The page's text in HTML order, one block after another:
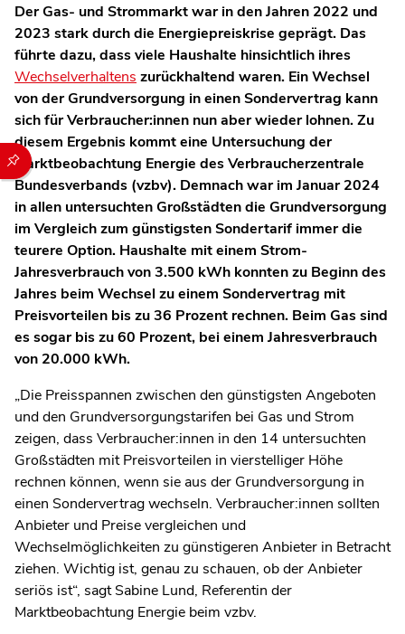
Durch die folgenden Buttons können Sie direkt auf einen
Der Gas- und Strommarkt war in den Jahren 2022 und
2023 stark durch die Energiepreiskrise geprägt. Das
führte dazu, dass viele Haushalte hinsichtlich ihres
Wechselverhaltens zurückhaltend waren. Ein Wechsel
von der Grundversorgung in einen Sondervertrag kann
sich für Verbraucher:innen nun aber wieder lohnen. Zu
diesem Ergebnis kommt eine Untersuchung der
Marktbeobachtung Energie des Verbraucherzentrale
Bundesverbands (vzbv). Demnach war im Januar 2024
in allen untersuchten Großstädten die Grundversorgung
im Vergleich zum günstigsten Sondertarif immer die
teurere Option. Haushalte mit einem Strom-
Jahresverbrauch von 3.500 kWh konnten zu Beginn des
Jahres beim Wechsel zu einem Sondervertrag mit
Preisvorteilen bis zu 36 Prozent rechnen. Beim Gas sind
es sogar bis zu 60 Prozent, bei einem Jahresverbrauch
von 20.000 kWh.
„Die Preisspannen zwischen den günstigsten Angeboten
und den Grundversorgungstarifen bei Gas und Strom
zeigen, dass Verbraucher:innen in den 14 untersuchten
Großstädten mit Preisvorteilen in vierstelliger Höhe
rechnen können, wenn sie aus der Grundversorgung in
einen Sondervertrag wechseln. Verbraucher:innen sollten
Anbieter und Preise vergleichen und
Wechselmöglichkeiten zu günstigeren Anbieter in Betracht
ziehen. Wichtig ist, genau zu schauen, ob der Anbieter
seriös ist“, sagt Sabine Lund, Referentin der
Marktbeobachtung Energie beim vzbv.